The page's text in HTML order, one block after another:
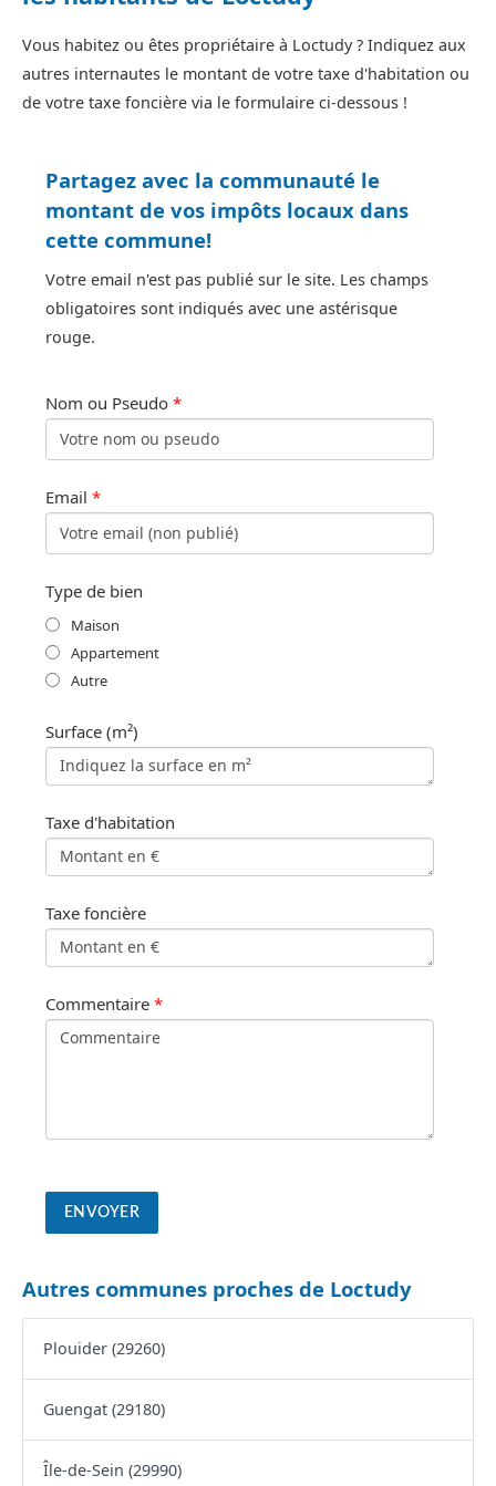
Vous habitez ou êtes propriétaire à Loctudy ? Indiquez aux
autres internautes le montant de votre taxe d'habitation ou
de votre taxe foncière via le formulaire ci-dessous !
Partagez avec la communauté le
montant de vos impôts locaux dans
cette commune!
Votre email n'est pas publié sur le site. Les champs
obligatoires sont indiqués avec une astérisque
rouge.
Nom ou Pseudo *
Email *
Type de bien
Maison
Appartement
Autre
Surface (m²)
Taxe d'habitation
Taxe foncière
Commentaire *
Autres communes proches de Loctudy
Plouider (29260)
Guengat (29180)
Île-de-Sein (29990)